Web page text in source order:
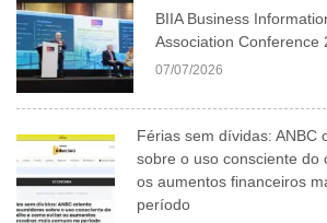
BIIA Business
Association Conference
07/07/2026
Férias sem dívidas: ANBC
sobre o uso consciente do
os aumentos financeiros
período